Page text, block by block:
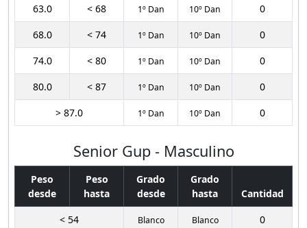
63.0
< 68 1º Dan 10º Dan
0
68.0
< 74 1º Dan 10º Dan
0
74.0
< 80 1º Dan 10º Dan
0
80.0
< 87 1º Dan 10º Dan
0
> 87.0
1º Dan 10º Dan 0
Senior Gup - Masculino
Peso
desde
Peso
hasta
Grado
desde
Grado
hasta
Cantidad
< 54
Blanco
Blanco
0